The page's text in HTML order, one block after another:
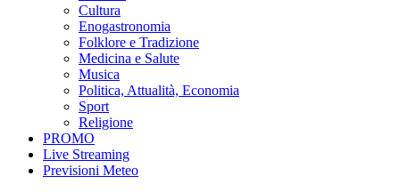
Cultura
Enogastronomia
Folklore e Tradizione
Medicina e Salute
Musica
Politica, Attualità, Economia
Sport
Religione
PROMO
Live Streaming
Previsioni Meteo